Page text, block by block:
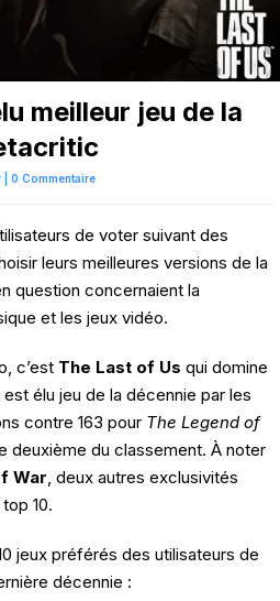
meilleur jeu de la
0 Commentaire
de voter suivant des
leurs meilleures versions de la
question concernaient la
et les jeux vidéo.
c’est The Last of Us qui domine
élu jeu de la décennie par les
contre 163 pour The Legend of
deuxième du classement. À noter
War, deux autres exclusivités
10.
jeux préférés des utilisateurs de
décennie :